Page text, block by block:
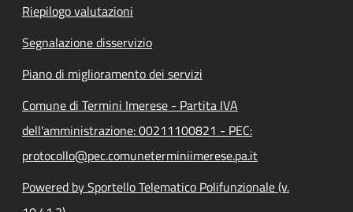
Riepilogo valutazioni
Segnalazione disservizio
Piano di miglioramento dei servizi
Comune di Termini Imerese - Partita IVA
dell'amministrazione: 00211100821 - PEC:
protocollo@pec.comuneterminiimerese.pa.it
Powered by Sportello Telematico Polifunzionale (v.